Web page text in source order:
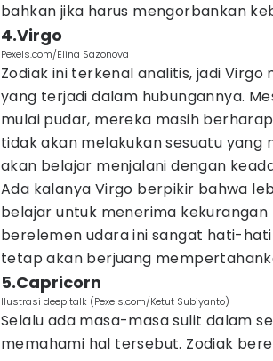
bahkan jika harus mengorbankan
4.Virgo
Pexels.com/Elina Sazonova
Zodiak ini terkenal analitis, jadi
yang terjadi dalam hubungannya.
mulai pudar, mereka masih
tidak akan melakukan sesuatu
akan belajar menjalani dengan
Ada kalanya Virgo berpikir bahwa
belajar untuk menerima kekurangan
berelemen udara ini sangat hati-
tetap akan berjuang
5.Capricorn
Ilustrasi deep talk (Pexels.com/Ketut Subiyanto)
Selalu ada masa-masa sulit dalam
memahami hal tersebut. Zodiak